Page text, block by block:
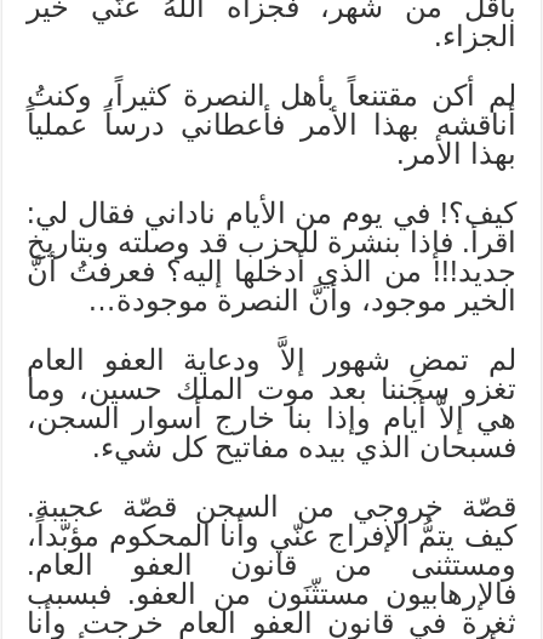
الجزاء.
لم أكن مقتنعاً بأهل النصرة كثيراً، وكنتُ
أناقشه بهذا الأمر فأعطاني درساً عملياً
بهذا الأمر.
كيف؟! في يوم من الأيام ناداني فقال لي:
اقرأ. فإذا بنشرة للحزب قد وصلته وبتاريخ
جديد!!! من الذي أدخلها إليه؟ فعرفتُ أنَّ
الخير موجود، وأنَّ النصرة موجودة…
لم تمضِ شهور إلاَّ ودعاية العفو العام
تغزو سجننا بعد موت الملك حسين، وما
هي إلاَّ أيام وإذا بنا خارج أسوار السجن،
فسبحان الذي بيده مفاتيح كل شيء.
قصّة خروجي من السجن قصّة عجيبة.
كيف يتمُّ الإفراج عنّي وأنا المحكوم مؤبّداً،
ومستثنى من قانون العفو العام.
فالإرهابيون مستثّنَون من العفو. فبسبب
ثغرة في قانون العفو العام خرجت وأنا